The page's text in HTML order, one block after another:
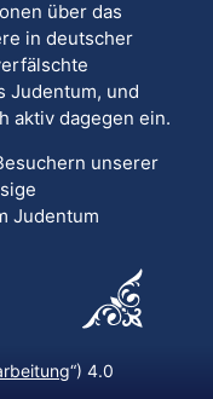
über das
in deutscher
Judentum, und
aktiv dagegen ein.
unserer
Judentum
“) 4.0